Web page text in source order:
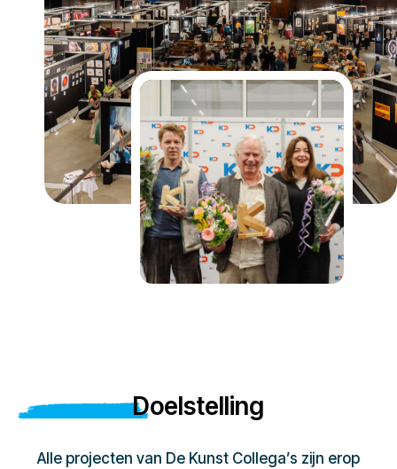
Doelstelling
Alle projecten van De Kunst Collega’s zijn erop